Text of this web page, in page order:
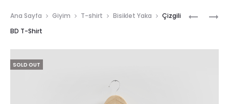
Ana Sayfa Giyim T-shirt Bisiklet Yaka
Çizgili
BD T-Shirt
SOLD OUT